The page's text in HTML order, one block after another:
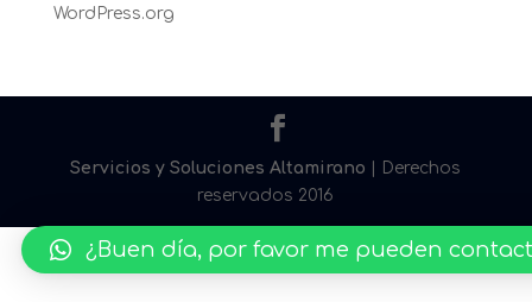
WordPress.org
Servicios y Soluciones Altamirano | Derechos
reservados 2016
¿Buen día, por favor me pueden